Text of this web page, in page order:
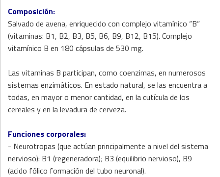
Composición:
Salvado de avena, enriquecido con complejo vitamínico “B”
(vitaminas: B1, B2, B3, B5, B6, B9, B12, B15). Complejo
vitamínico B en 180 cápsulas de 530 mg.
Las vitaminas B participan, como coenzimas, en numerosos
sistemas enzimáticos. En estado natural, se las encuentra a
todas, en mayor o menor cantidad, en la cutícula de los
cereales y en la levadura de cerveza.
Funciones corporales:
- Neurotropas (que actúan principalmente a nivel del sistema
nervioso): B1 (regeneradora); B3 (equilibrio nervioso), B9
(acido fólico formación del tubo neuronal).